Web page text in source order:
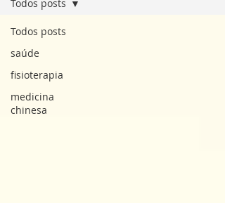
Todos posts
saúde
fisioterapia
medicina
chinesa
Todos posts